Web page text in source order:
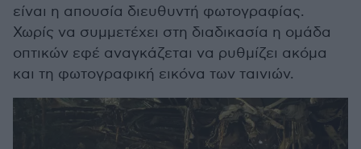
είναι η απουσία διευθυντή φωτογραφίας.
Χωρίς να συμμετέχει στη διαδικασία η ομάδα
οπτικών εφέ αναγκάζεται να ρυθμίζει ακόμα
και τη φωτογραφική εικόνα των ταινιών.